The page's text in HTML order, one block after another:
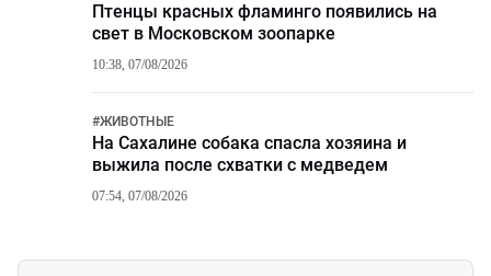
Птенцы красных фламинго появились на
свет в Московском зоопарке
10:38, 07/08/2026
#ЖИВОТНЫЕ
На Сахалине собака спасла хозяина и
выжила после схватки с медведем
07:54, 07/08/2026